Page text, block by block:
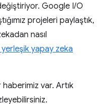
Google I/O
projeleri paylaştık,
nasıl
yapay zeka
haberimiz var. Artık